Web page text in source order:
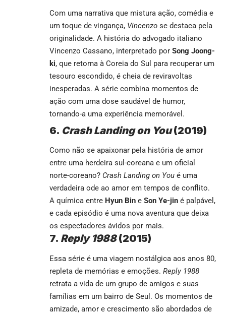
Com uma narrativa que mistura ação, comédia e
um toque de vingança, Vincenzo se destaca pela
originalidade. A história do advogado italiano
Vincenzo Cassano, interpretado por Song Joong-
ki, que retorna à Coreia do Sul para recuperar um
tesouro escondido, é cheia de reviravoltas
inesperadas. A série combina momentos de
ação com uma dose saudável de humor,
tornando-a uma experiência memorável.
6. Crash Landing on You(2019)
Como não se apaixonar pela história de amor
entre uma herdeira sul-coreana e um oficial
norte-coreano? Crash Landing on You é uma
verdadeira ode ao amor em tempos de conflito.
A química entre Hyun Bin e Son Ye-jin é palpável,
e cada episódio é uma nova aventura que deixa
os espectadores ávidos por mais.
7. Reply 1988(2015)
Essa série é uma viagem nostálgica aos anos 80,
repleta de memórias e emoções. Reply 1988
retrata a vida de um grupo de amigos e suas
famílias em um bairro de Seul. Os momentos de
amizade, amor e crescimento são abordados de